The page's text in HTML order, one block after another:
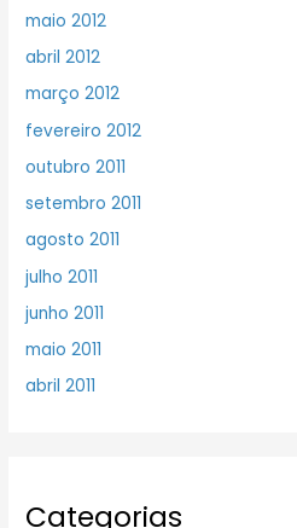
maio 2012
abril 2012
março 2012
fevereiro 2012
outubro 2011
setembro 2011
agosto 2011
julho 2011
junho 2011
maio 2011
abril 2011
Categorias